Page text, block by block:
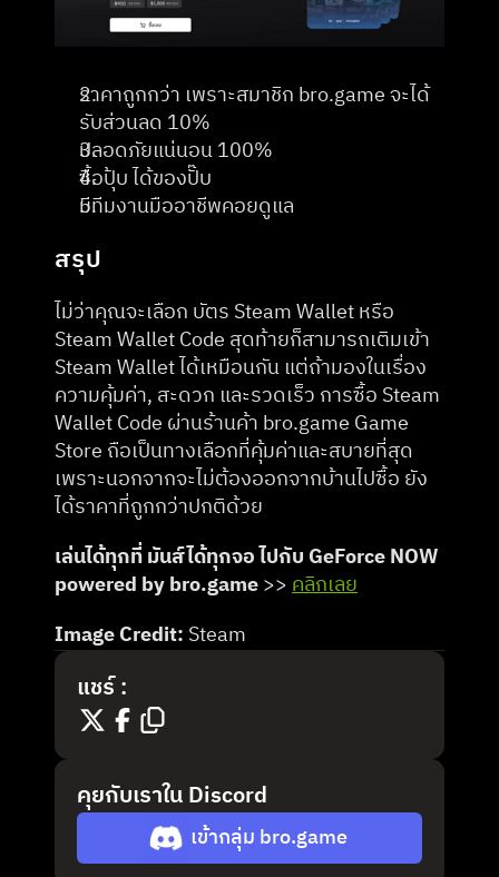
ราคาถูกกว่า เพราะสมาชิก bro.game จะได้
รับส่วนลด 10%
ปลอดภัยแน่นอน 100%
ซื้อปุ้บ ได้ของปั๊บ
มีทีมงานมืออาชีพคอยดูแล
สรุป
ไม่ว่าคุณจะเลือก บัตร Steam Wallet หรือ
Steam Wallet Code สุดท้ายก็สามารถเติมเข้า
Steam Wallet ได้เหมือนกัน แต่ถ้ามองในเรื่อง
ความคุ้มค่า, สะดวก และรวดเร็ว การซื้อ Steam
Wallet Code ผ่านร้านค้า bro.game Game
Store ถือเป็นทางเลือกที่คุ้มค่าและสบายที่สุด
เพราะนอกจากจะไม่ต้องออกจากบ้านไปซื้อ ยัง
ได้ราคาที่ถูกกว่าปกติด้วย
เล่นได้ทุกที่ มันส์ได้ทุกจอ ไปกับ GeForce NOW
powered by bro.game >> คลิกเลย
Image Credit: Steam
แชร์ :
คุยกับเราใน Discord
เข้ากลุ่ม bro.game